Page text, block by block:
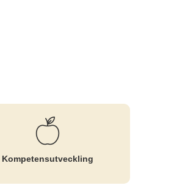
Kompetens­utveckling